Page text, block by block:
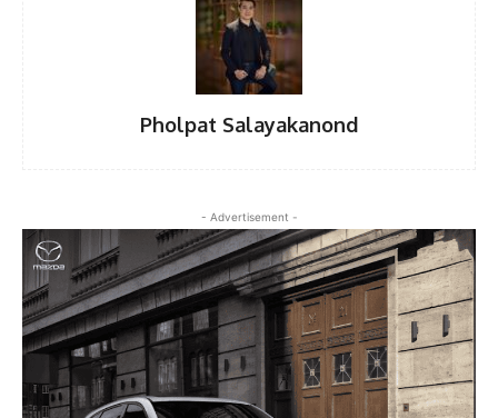
Pholpat Salayakanond
- Advertisement -